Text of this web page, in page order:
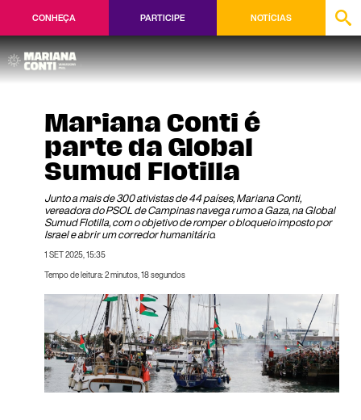
CONHEÇA PARTICIPE NOTÍCIAS
Mariana Conti é
parte da Global
Sumud Flotilla
Junto a mais de 300 ativistas de 44 países, Mariana Conti,
vereadora do PSOL de Campinas navega rumo a Gaza, na Global
Sumud Flotilla, com o objetivo de romper o bloqueio imposto por
Israel e abrir um corredor humanitário.
1 SET 2025, 15:35
Tempo de leitura: 2 minutos, 18 segundos